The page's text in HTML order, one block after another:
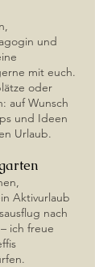
und
mit euch.
oder
auf Wunsch
und Ideen
Urlaub.
Aktivurlaub
nach
ich freue